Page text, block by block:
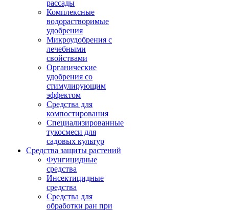
рассады
Комплексные
водорастворимые
удобрения
Микроудобрения с
лечебными
свойствами
Органические
удобрения со
стимулирующим
эффектом
Средства для
компостирования
Специализированные
тукосмеси для
садовых культур
Средства защиты растений
Фунгицидные
средства
Инсектицидные
средства
Средства для
обработки ран при